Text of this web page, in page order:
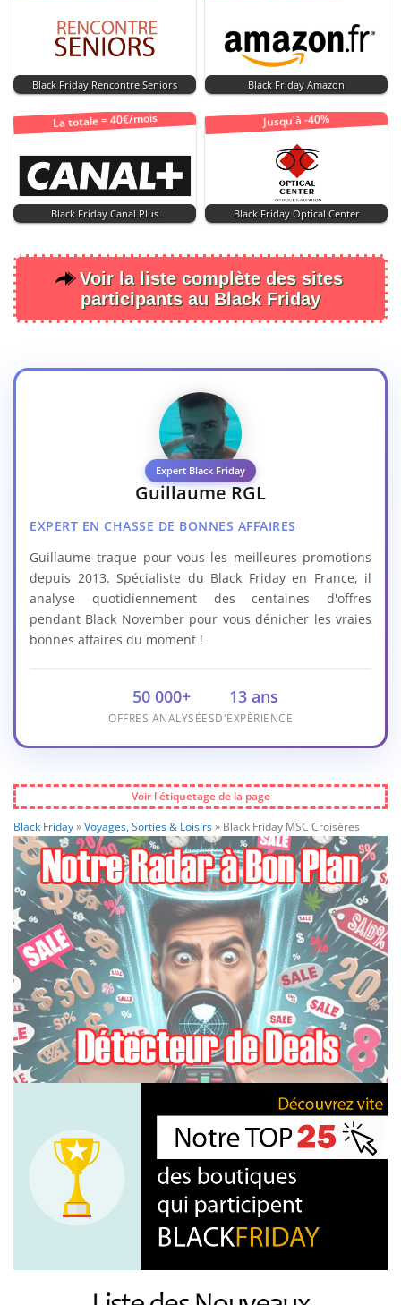
Black Friday Rencontre Seniors Black Friday Amazon
La totale = 40€/mois
Black Friday Canal Plus
Jusqu'à -40%
Black Friday Optical Center
Voir la liste complète des sites
participants au Black Friday
Expert Black Friday
Guillaume RGL
EXPERT EN CHASSE DE BONNES AFFAIRES
Guillaume traque pour vous les meilleures promotions
depuis 2013. Spécialiste du Black Friday en France, il
analyse quotidiennement des centaines d'offres
pendant Black November pour vous dénicher les vraies
bonnes affaires du moment !
50 000+
OFFRES ANALYSÉES
13 ans
D'EXPÉRIENCE
Voir l'étiquetage de la page
Black Friday»Voyages, Sorties & Loisirs» Black Friday MSC Croisères